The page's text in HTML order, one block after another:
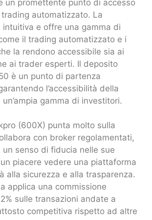
un promettente punto di accesso
automatizzato. La
intuitiva e offre una gamma di
il trading automatizzato e i
la rendono accessibile sia ai
ai trader esperti. Il deposito
è un punto di partenza
l’accessibilità della
gamma di investitori.
(600X) punta molto sulla
con broker regolamentati,
un senso di fiducia nelle sue
piacere vedere una piattaforma
alla sicurezza e alla trasparenza.
applica una commissione
sulle transazioni andate a
competitiva rispetto ad altre